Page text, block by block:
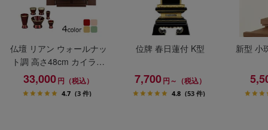
仏壇 リアン ウォールナッ
ト調 高さ48cm カイラ具
足セット
33,000円（税込）
4.7 (3 件)
位牌 春日蓮付 K型
7,700円～（税込）
4.8 (53 件)
新型 小